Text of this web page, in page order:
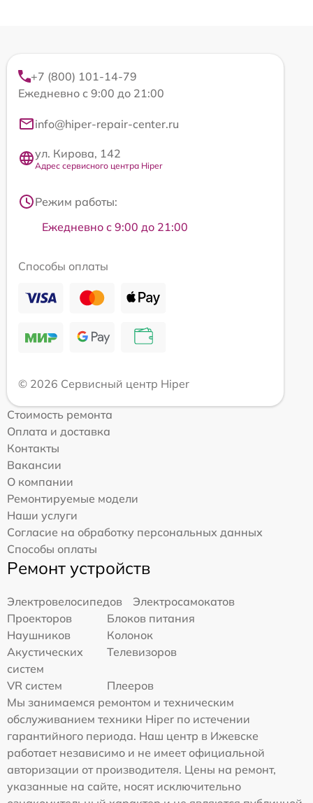
+7 (800) 101-14-79
Ежедневно с 9:00 до 21:00
info@hiper-repair-center.ru
ул. Кирова, 142
Адрес сервисного центра Hiper
Режим работы:
Ежедневно с 9:00 до 21:00
Способы оплаты
© 2026 Сервисный центр Hiper
Стоимость ремонта
Оплата и доставка
Контакты
Вакансии
О компании
Ремонтируемые модели
Наши услуги
Согласие на обработку персональных данных
Способы оплаты
Ремонт устройств
Электровелосипедов
Электросамокатов
Проекторов
Блоков питания
Наушников
Колонок
Акустических
систем
Телевизоров
VR систем
Плееров
Мы занимаемся ремонтом и техническим
обслуживанием техники Hiper по истечении
гарантийного периода. Наш центр в Ижевске
работает независимо и не имеет официальной
авторизации от производителя. Цены на ремонт,
указанные на сайте, носят исключительно